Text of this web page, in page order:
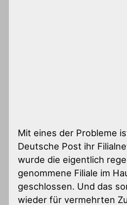
Mit eines der Probleme
Deutsche Post ihr
wurde die eigentlich
genommene Filiale im
geschlossen. Und das
wieder für vermehrten